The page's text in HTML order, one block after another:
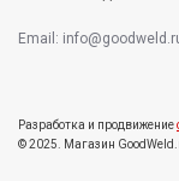
Email:
Разработка и продвижение
© 2025. Магазин